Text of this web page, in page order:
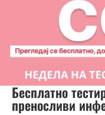
Бесплатно
преносливи